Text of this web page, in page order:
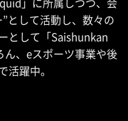
」に所属しつつ、会
として活動し、数々の
として「Saishunkan
ん、eスポーツ事業や後
活躍中。